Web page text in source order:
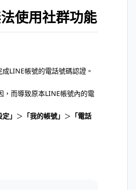
使用社群功能
LINE帳號的電話號碼認證。
，而導致原本LINE帳號內的電
定」 ＞ 「我的帳號」 ＞ 「電話